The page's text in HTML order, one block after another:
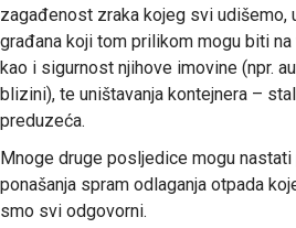
zagađenost zraka kojeg svi udišemo,
građana koji tom prilikom mogu biti
kao i sigurnost njihove imovine (npr.
blizini), te uništavanja kontejnera –
preduzeća.
Mnoge druge posljedice mogu
ponašanja spram odlaganja otpada
smo svi odgovorni.